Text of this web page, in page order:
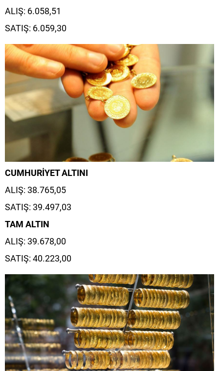
ALIŞ: 6.058,51
SATIŞ: 6.059,30
CUMHURİYET ALTINI
ALIŞ: 38.765,05
SATIŞ: 39.497,03
TAM ALTIN
ALIŞ: 39.678,00
SATIŞ: 40.223,00